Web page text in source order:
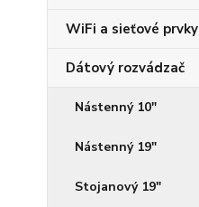
WiFi a sieťové prvky
Dátový rozvádzač
Nástenný 10"
Nástenný 19"
Stojanový 19"